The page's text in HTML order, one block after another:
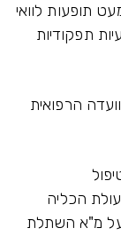
תופעות לוואי
תפקודיות
מסבירה הוועדה הרפואית
הכליה
על מ"א השתלת